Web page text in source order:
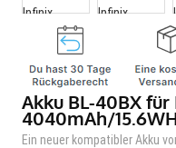
Akku BL-40BX
4040mAh/
Ein neuer kompatibler Akku